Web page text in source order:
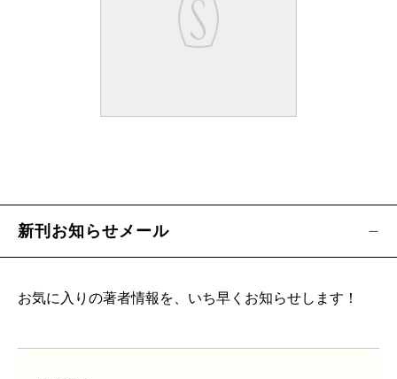
新刊お知らせメール
お気に入りの著者情報を、いち早くお知らせします！